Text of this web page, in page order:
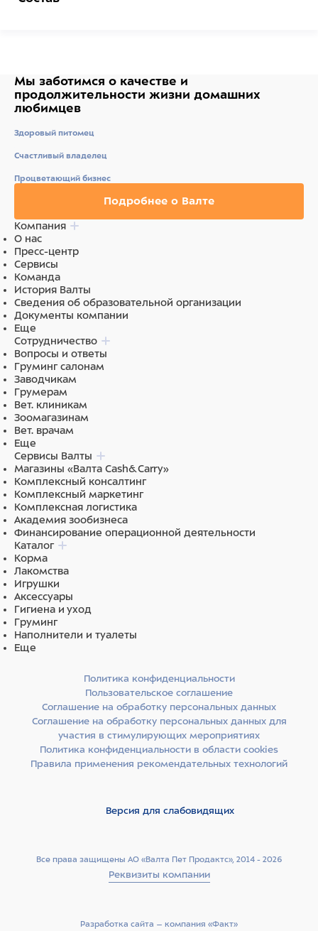
Мы заботимся о качестве и
продолжительности жизни домашних
любимцев
Здоровый питомец
Счастливый владелец
Процветающий бизнес
Подробнее о Валте
Компания
О нас
Пресс-центр
Сервисы
Команда
История Валты
Сведения об образовательной организации
Документы компании
Еще
Сотрудничество
Вопросы и ответы
Груминг салонам
Заводчикам
Грумерам
Вет. клиникам
Зоомагазинам
Вет. врачам
Еще
Сервисы Валты
Магазины «Валта Cash&Carry»
Комплексный консалтинг
Комплексный маркетинг
Комплексная логистика
Академия зообизнеса
Финансирование операционной деятельности
Каталог
Корма
Лакомства
Игрушки
Аксессуары
Гигиена и уход
Груминг
Наполнители и туалеты
Еще
Все права защищены АО «Валта Пет Продактс», 2014 - 2026
Реквизиты компании
Политика конфиденциальности
Пользовательское соглашение
Соглашение на обработку персональных данных
Соглашение на обработку персональных данных для
участия в стимулирующих мероприятиях
Политика конфиденциальности в области cookies
Правила применения рекомендательных технологий
Версия для слабовидящих
Разработка сайта –­ компания «Факт»